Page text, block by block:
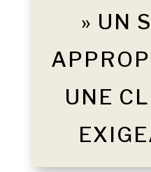
» UN
UNE